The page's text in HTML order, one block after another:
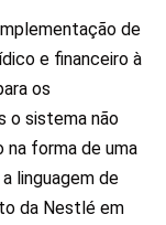
de
e financeiro à
os
o sistema não
na forma de uma
linguagem de
da Nestlé em